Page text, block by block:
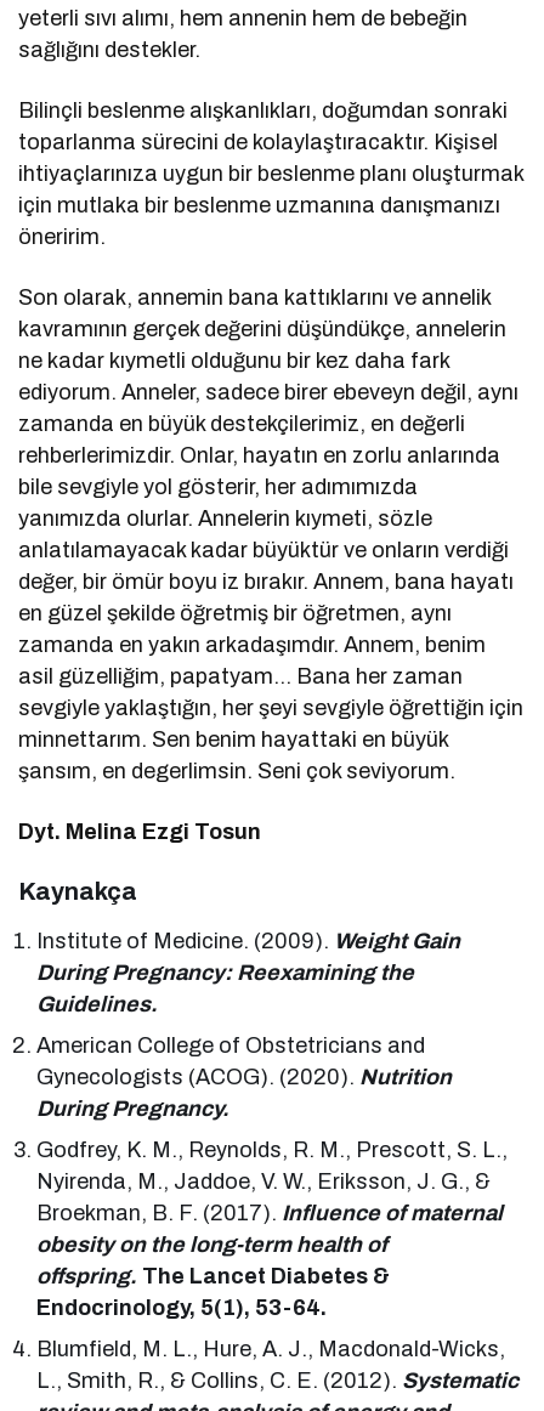
yeterli sıvı alımı, hem annenin hem de bebeğin
sağlığını destekler.
Bilinçli beslenme alışkanlıkları, doğumdan sonraki
toparlanma sürecini de kolaylaştıracaktır. Kişisel
ihtiyaçlarınıza uygun bir beslenme planı oluşturmak
için mutlaka bir beslenme uzmanına danışmanızı
öneririm.
Son olarak, annemin bana kattıklarını ve annelik
kavramının gerçek değerini düşündükçe, annelerin
ne kadar kıymetli olduğunu bir kez daha fark
ediyorum. Anneler, sadece birer ebeveyn değil, aynı
zamanda en büyük destekçilerimiz, en değerli
rehberlerimizdir. Onlar, hayatın en zorlu anlarında
bile sevgiyle yol gösterir, her adımımızda
yanımızda olurlar. Annelerin kıymeti, sözle
anlatılamayacak kadar büyüktür ve onların verdiği
değer, bir ömür boyu iz bırakır. Annem, bana hayatı
en güzel şekilde öğretmiş bir öğretmen, aynı
zamanda en yakın arkadaşımdır. Annem, benim
asil güzelliğim, papatyam… Bana her zaman
sevgiyle yaklaştığın, her şeyi sevgiyle öğrettiğin için
minnettarım. Sen benim hayattaki en büyük
şansım, en degerlimsin. Seni çok seviyorum.
Dyt. Melina Ezgi Tosun
Kaynakça
Institute of Medicine. (2009). Weight Gain
During Pregnancy: Reexamining the
Guidelines.
American College of Obstetricians and
Gynecologists (ACOG). (2020). Nutrition
During Pregnancy.
Godfrey, K. M., Reynolds, R. M., Prescott, S. L.,
Nyirenda, M., Jaddoe, V. W., Eriksson, J. G., &
Broekman, B. F. (2017). Influence of maternal
obesity on the long-term health of
offspring. The Lancet Diabetes &
Endocrinology, 5(1), 53-64.
Blumfield, M. L., Hure, A. J., Macdonald-Wicks,
L., Smith, R., & Collins, C. E. (2012). Systematic